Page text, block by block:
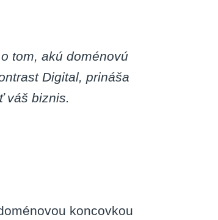
tom, akú doménovú
Digital, prináša
váš biznis.
koncovkou